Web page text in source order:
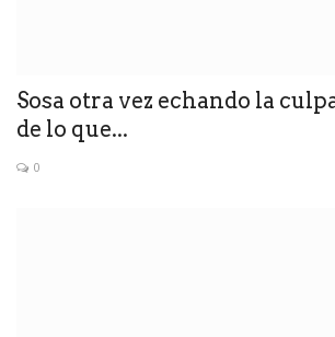
Sosa otra vez echando la
de lo que...
0